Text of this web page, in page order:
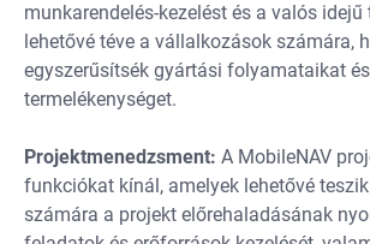
munkarendelés-kezelést és a valós idejű
lehetővé téve a vállalkozások számára,
egyszerűsítsék gyártási folyamataikat
termelékenységet.
Projektmenedzsment: A MobileNAV
funkciókat kínál, amelyek lehetővé
számára a projekt előrehaladásának